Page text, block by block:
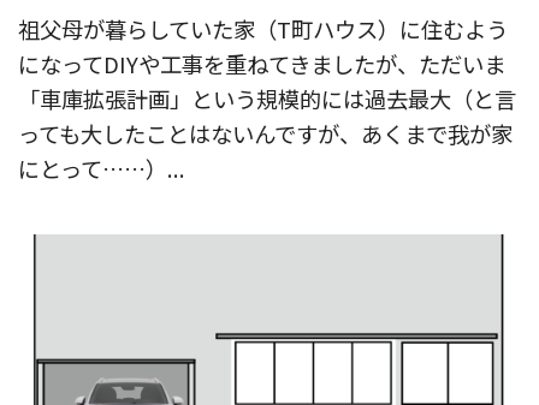
祖父母が暮らしていた家（T町ハウス）に住むよう
になってDIYや工事を重ねてきましたが、ただいま
「車庫拡張計画」という規模的には過去最大（と言
っても大したことはないんですが、あくまで我が家
にとって……）...